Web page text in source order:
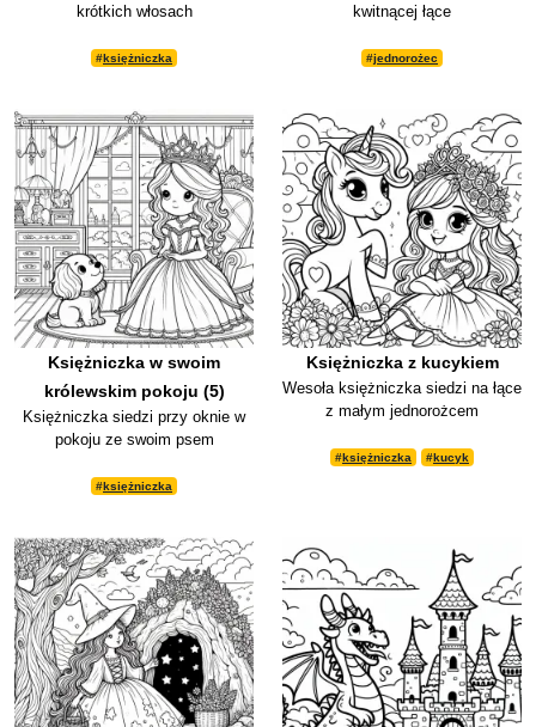
krótkich włosach
#księżniczka
kwitnącej łące
#jednorożec
Księżniczka w swoim
królewskim pokoju (5)
Księżniczka siedzi przy oknie w
pokoju ze swoim psem
#księżniczka
Księżniczka z kucykiem
Wesoła księżniczka siedzi na łące
z małym jednorożcem
#księżniczka #kucyk